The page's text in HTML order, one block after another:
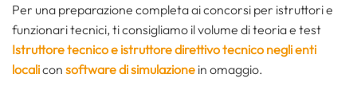
Per una preparazione completa ai concorsi per istruttori e
funzionari tecnici, ti consigliamo il volume di teoria e test
Istruttore tecnico e istruttore direttivo tecnico negli enti
localicon software di simulazione in omaggio.